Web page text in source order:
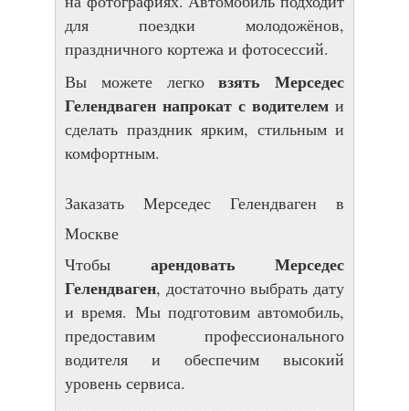
для поездки молодожёнов,
праздничного кортежа и фотосессий.
Вы можете легковзять Мерседес
Гелендваген напрокат с водителем и
сделать праздник ярким, стильным и
комфортным.
Заказать Мерседес Гелендваген в
Москве
Чтобы арендовать Мерседес
Гелендваген, достаточно выбрать дату
и время. Мы подготовим автомобиль,
предоставим профессионального
водителя и обеспечим высокий
уровень сервиса.